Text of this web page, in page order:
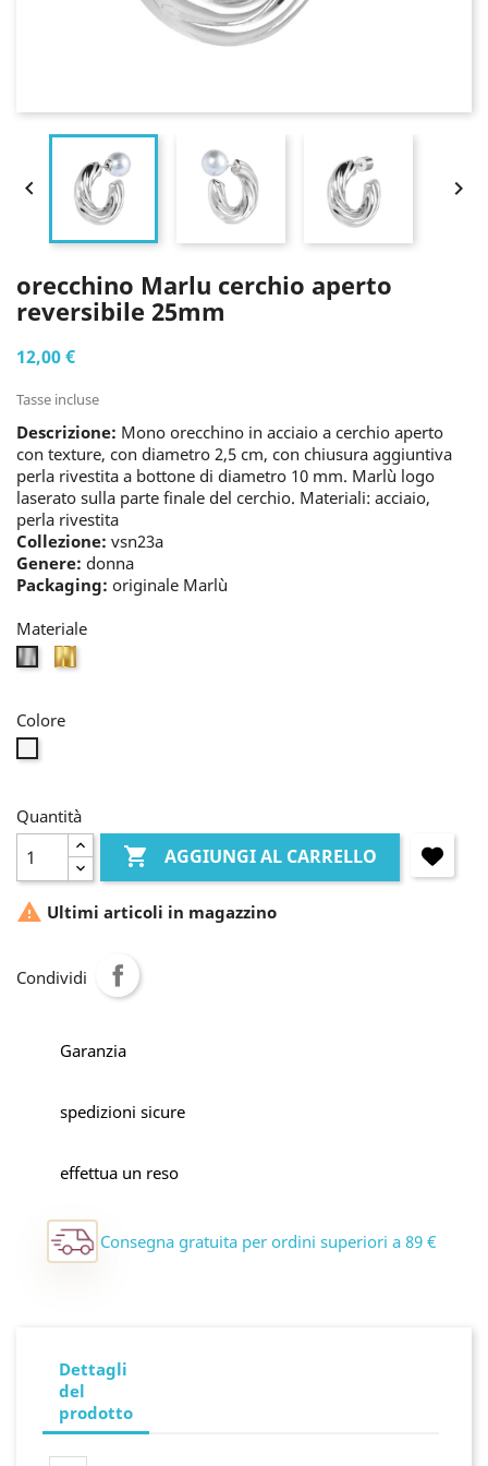
 
orecchino Marlu cerchio aperto
reversibile 25mm
12,00 €
Tasse incluse
Descrizione: Mono orecchino in acciaio a cerchio aperto
con texture, con diametro 2,5 cm, con chiusura aggiuntiva
perla rivestita a bottone di diametro 10 mm. Marlù logo
laserato sulla parte finale del cerchio. Materiali: acciaio,
perla rivestita
Collezione: vsn23a
Genere: donna
Packaging: originale Marlù
Materiale
bianco
Colore
Quantità
 AGGIUNGI AL CARRELLO
 Ultimi articoli in magazzino
Condividi
Garanzia
spedizioni sicure
effettua un reso
Consegna gratuita per ordini superiori a 89 €
Dettagli
del
prodotto